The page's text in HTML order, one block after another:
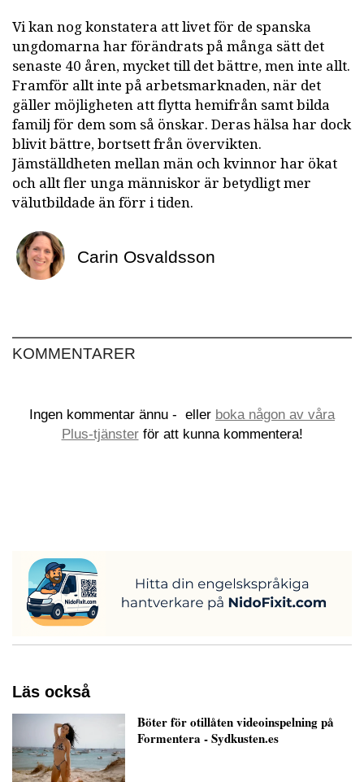
Vi kan nog konstatera att livet för de spanska
ungdomarna har förändrats på många sätt det
senaste 40 åren, mycket till det bättre, men inte allt.
Framför allt inte på arbetsmarknaden, när det
gäller möjligheten att flytta hemifrån samt bilda
familj för dem som så önskar. Deras hälsa har dock
blivit bättre, bortsett från övervikten.
Jämställdheten mellan män och kvinnor har ökat
och allt fler unga människor är betydligt mer
välutbildade än förr i tiden.
Carin Osvaldsson
KOMMENTARER
Ingen kommentar ännu - eller boka någon av våra
Plus-tjänsterför att kunna kommentera!